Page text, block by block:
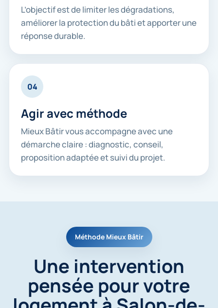
L’objectif est de limiter les dégradations,
améliorer la protection du bâti et apporter une
réponse durable.
04
Agir avec méthode
Mieux Bâtir vous accompagne avec une
démarche claire : diagnostic, conseil,
proposition adaptée et suivi du projet.
Méthode Mieux Bâtir
Une intervention
pensée pour votre